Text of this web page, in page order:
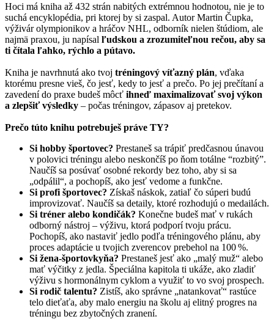
Hoci má kniha až 432 strán nabitých extrémnou hodnotou, nie je to
suchá encyklopédia, pri ktorej by si zaspal. Autor Martin Čupka,
výživár olympionikov a hráčov NHL, odborník nielen štúdiom, ale
najmä praxou, ju napísal ľudskou a zrozumiteľnou rečou, aby sa
ti čítala ľahko, rýchlo a pútavo.
Kniha je navrhnutá ako tvoj tréningový víťazný plán, vďaka
ktorému presne vieš, čo jesť, kedy to jesť a prečo. Po jej prečítaní a
zavedení do praxe budeš môcť ihneď maximalizovať svoj výkon
a zlepšiť výsledky – počas tréningov, zápasov aj pretekov.
Prečo túto knihu potrebuješ práve TY?
Si hobby športovec? Prestaneš sa trápiť predčasnou únavou
v polovici tréningu alebo neskončíš po ňom totálne “rozbitý”.
Naučíš sa posúvať osobné rekordy bez toho, aby si sa
„odpálil“, a pochopíš, ako jesť vedome a funkčne.
Si profi športovec? Získaš náskok, zatiaľ čo súperi budú
improvizovať. Naučíš sa detaily, ktoré rozhodujú o medailách.
Si tréner alebo kondičák? Konečne budeš mať v rukách
odborný nástroj – výživu, ktorá podporí tvoju prácu.
Pochopíš, ako nastaviť jedlo podľa tréningového plánu, aby
proces adaptácie u tvojich zverencov prebehol na 100 %.
Si žena-športovkyňa? Prestaneš jesť ako „malý muž“ alebo
mať výčitky z jedla. Špeciálna kapitola ti ukáže, ako zladiť
výživu s hormonálnym cyklom a využiť to vo svoj prospech.
Si rodič talentu? Zistíš, ako správne „natankovať“ rastúce
telo dieťaťa, aby malo energiu na školu aj elitný progres na
tréningu bez zbytočných zranení.